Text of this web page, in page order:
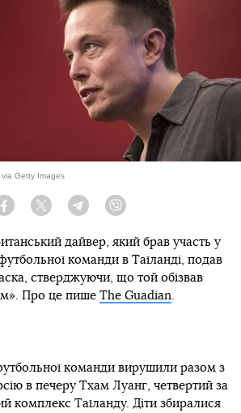
Getty Images
Facebook Twitter Telegram
дайвер, який брав участь у
команди в Таїланді, подав
стверджуючи, що той обізвав
Про це пише The Guadian.
команди вирушили разом з
в печеру Тхам Луанг, четвертий за
комплекс Таїланду. Діти збиралися